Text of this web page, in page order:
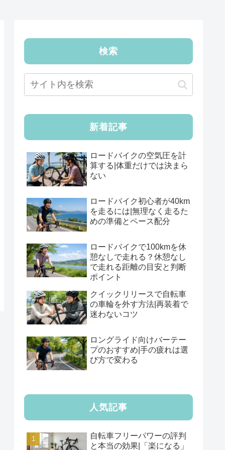
検索
新着記事
ロードバイクの空気圧を計
算する|体重だけでは決まら
ない
ロードバイク初心者が40km
を走るには|無理なく走るた
めの準備とペース配分
ロードバイクで100kmを休
憩なしで走れる？休憩なし
で走れる距離の目安と判断
ポイント
クイックリリースで自転車
の車輪を外す方法|再装着で
迷わないコツ
ロングライド向けバーテー
プのおすすめ|手の疲れは選
び方で変わる
人気記事
自転車フリーパワーの評判
と本当の効果|「楽になる」